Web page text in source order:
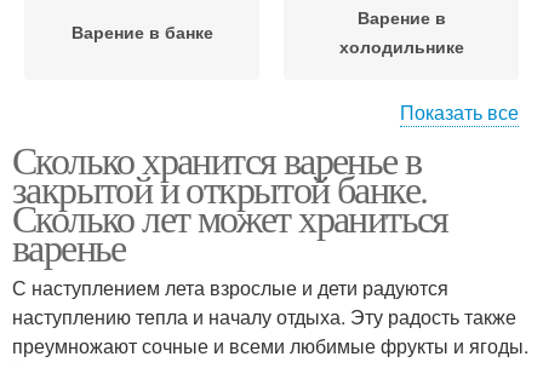
Варение в банке
Варение в
холодильнике
Малиновое варение
холодильнике
Варение без
холодильника
Варения в банках
Показать все
Сколько хранится варенье в
закрытой и открытой банке.
Сколько лет может храниться
варенье
С наступлением лета взрослые и дети радуются
наступлению тепла и началу отдыха. Эту радость также
преумножают сочные и всеми любимые фрукты и ягоды.